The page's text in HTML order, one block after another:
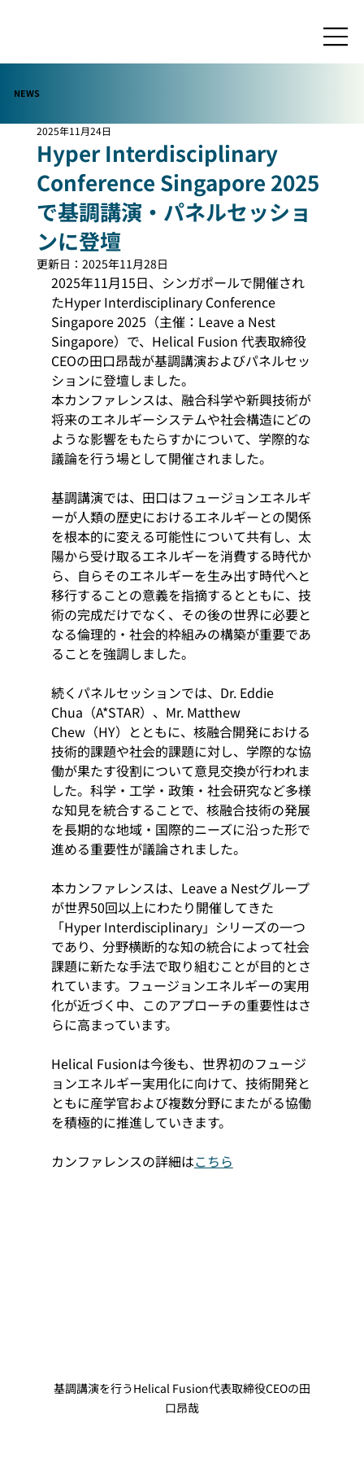
NEWS
Hyper Interdisciplinary
Conference Singapore 2025
で基調講演・パネルセッショ
ンに登壇
2025年11月24日
更新日： 2025年11月28日
2025年11月15日、シンガポールで開催され
たHyper Interdisciplinary Conference
Singapore 2025（主催：Leave a Nest
Singapore）で、Helical Fusion 代表取締役
CEOの田口昂哉が基調講演およびパネルセッ
ションに登壇しました。
本カンファレンスは、融合科学や新興技術が
将来のエネルギーシステムや社会構造にどの
ような影響をもたらすかについて、学際的な
議論を行う場として開催されました。
基調講演では、田口はフュージョンエネルギ
ーが人類の歴史におけるエネルギーとの関係
を根本的に変える可能性について共有し、太
陽から受け取るエネルギーを消費する時代か
ら、自らそのエネルギーを生み出す時代へと
移行することの意義を指摘するとともに、技
術の完成だけでなく、その後の世界に必要と
なる倫理的・社会的枠組みの構築が重要であ
ることを強調しました。
続くパネルセッションでは、Dr. Eddie
Chua（A*STAR）、Mr. Matthew
Chew（HY）とともに、核融合開発における
技術的課題や社会的課題に対し、学際的な協
働が果たす役割について意見交換が行われま
した。科学・工学・政策・社会研究など多様
な知見を統合することで、核融合技術の発展
を長期的な地域・国際的ニーズに沿った形で
進める重要性が議論されました。
本カンファレンスは、Leave a Nestグループ
が世界50回以上にわたり開催してきた
「Hyper Interdisciplinary」シリーズの一つ
であり、分野横断的な知の統合によって社会
課題に新たな手法で取り組むことが目的とさ
れています。フュージョンエネルギーの実用
化が近づく中、このアプローチの重要性はさ
らに高まっています。
Helical Fusionは今後も、世界初のフュージ
ョンエネルギー実用化に向けて、技術開発と
ともに産学官および複数分野にまたがる協働
を積極的に推進していきます。
カンファレンスの詳細はこちら
基調講演を行うHelical Fusion代表取締役CEOの田
口昂哉